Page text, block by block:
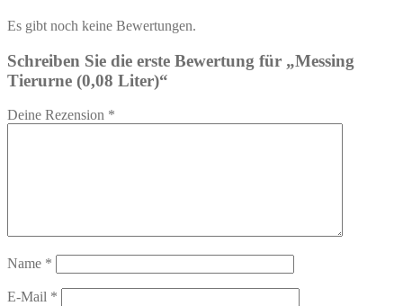
Es gibt noch keine Bewertungen.
Schreiben Sie die erste Bewertung für „Messing
Tierurne (0,08 Liter)“
Deine Rezension *
Name *
E-Mail *